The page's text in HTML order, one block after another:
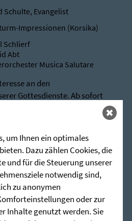
Schulte, Evangelist
Impressionen (Korsika)
Schlierf
Abt
Musica Salutare
an den
Gottesdienste. Ab sofort
als ansprechende Broschüre
über nachstehenden Link
(stunde-des-hoechsten.de)
Ihnen jederzeit sehr gerne zur
um Ihnen ein optimales
Dazu zählen Cookies, die
und für die Steuerung unserer
notwendig sind,
zu anonymen
oder zur
Inhalte genutzt werden. Sie